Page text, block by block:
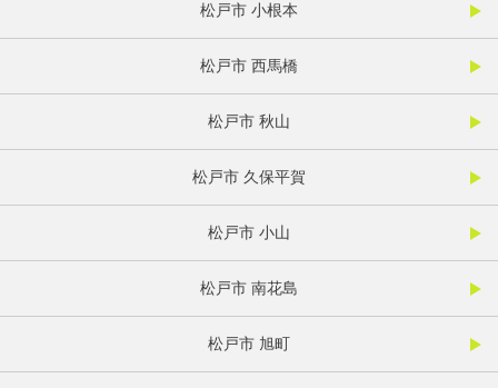
松戸市 小根本
松戸市 西馬橋
松戸市 秋山
松戸市 久保平賀
松戸市 小山
松戸市 南花島
松戸市 旭町